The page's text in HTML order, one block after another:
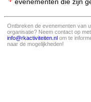
evenementen die zijn
Ontbreken de evenementen van
organisatie? Neem contact op met
info@rkactiviteiten.nl om te
naar de mogelijkheden!